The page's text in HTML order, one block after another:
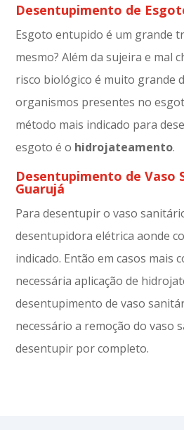
Desentupimento de
Esgoto entupido é um grande
mesmo? Além da sujeira e mal
risco biológico é muito grande
organismos presentes no
método mais indicado para
esgoto é o hidrojateamento.
Desentupimento de Vaso
Guarujá
Para desentupir o vaso
desentupidora elétrica aonde
indicado. Então em casos mais
necessária aplicação de
desentupimento de vaso
necessário a remoção do vaso
desentupir por completo.